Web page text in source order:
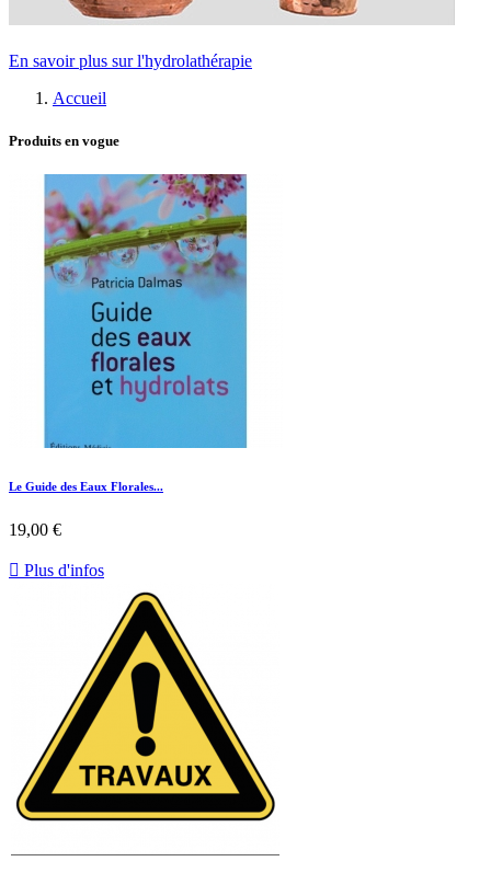
En savoir plus sur l'hydrolathérapie
Accueil
Produits en vogue
Le Guide des Eaux Florales...
19,00 €
 Plus d'infos